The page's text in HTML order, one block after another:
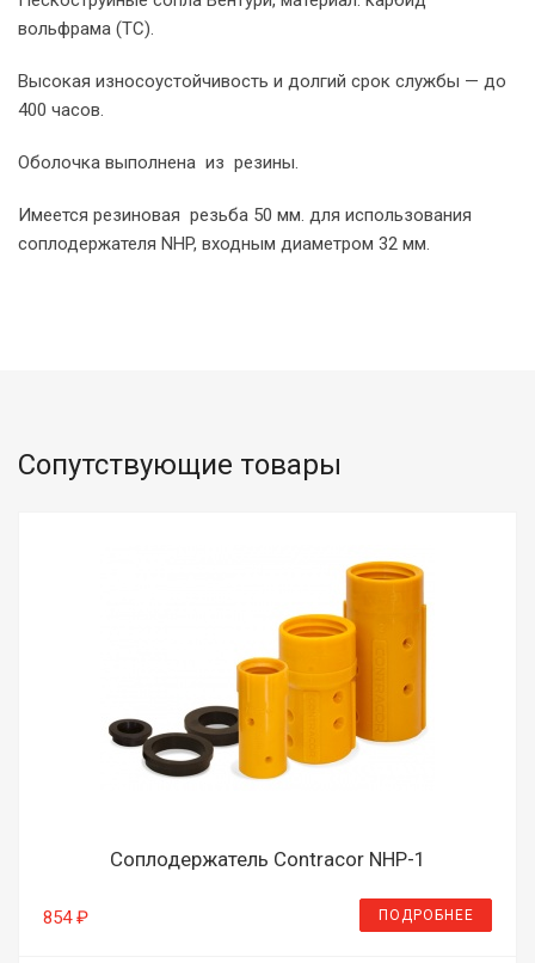
вольфрама (TC).
Высокая износоустойчивость и долгий срок службы — до
400 часов.
Оболочка выполнена из резины.
Имеется резиновая резьба 50 мм. для использования
соплодержателя NHP, входным диаметром 32 мм.
Сопутствующие товары
Соплодержатель Contracor NHP-1
854 ₽ ПОДРОБНЕЕ